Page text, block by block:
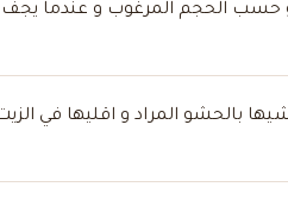
الحجم المرغوب و عندما يجف
بالحشو المراد و اقليها في